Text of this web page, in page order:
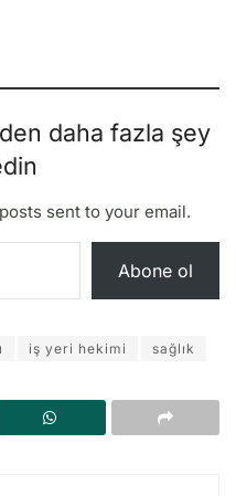
daha fazla şey
sent to your email.
Abone ol
iş yeri hekimi sağlık